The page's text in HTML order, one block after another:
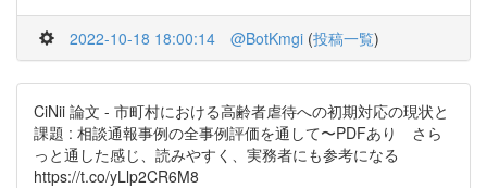
2022-10-18 18:00:14 @BotKmgi (投稿一覧)
CiNii 論文 - 市町村における高齢者虐待への初期対応の現状と
課題 : 相談通報事例の全事例評価を通して〜PDFあり さら
っと通した感じ、読みやすく、実務者にも参考になる
https://t.co/yLlp2CR6M8